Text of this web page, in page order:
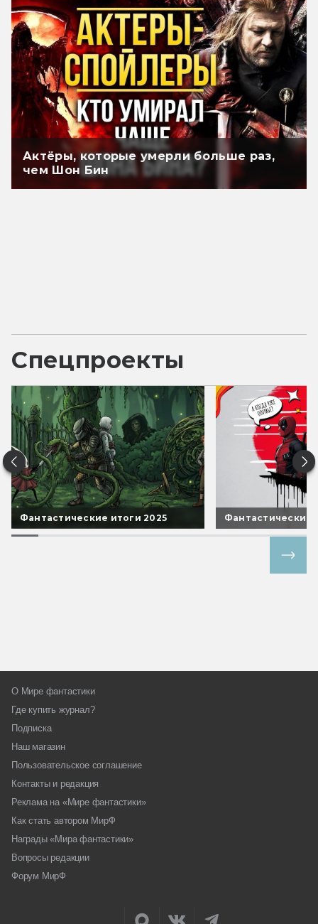
Актёры, которые умерли больше раз,
чем Шон Бин
Спецпроекты
Фантастические итоги 2025 Фантастические
О Мире фантастики
Где купить журнал?
Подписка
Наш магазин
Пользовательское соглашение
Контакты и редакция
Реклама на «Мире фантастики»
Как стать автором МирФ
Награды «Мира фантастики»
Вопросы редакции
Форум МирФ